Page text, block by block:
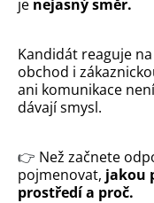
je nejasný směr.
Kandidát reaguje
obchod i
ani komunikace
dávají smysl.
👉 Než začnete
pojmenovat, jakou
prostředí a proč.